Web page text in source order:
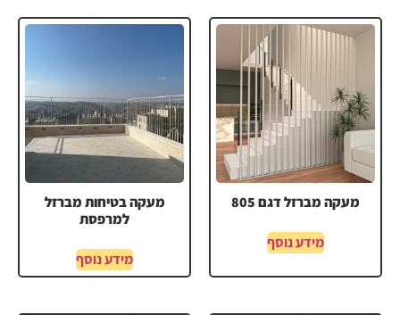
מעקה מברזל דגם 805
מידע נוסף
מעקה בטיחות מברזל
למרפסת
מידע נוסף